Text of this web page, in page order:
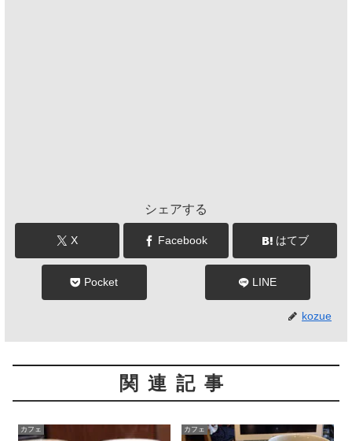
シェアする
X Facebook はてブ
Pocket LINE
kozue
関連記事
カフェ カフェ